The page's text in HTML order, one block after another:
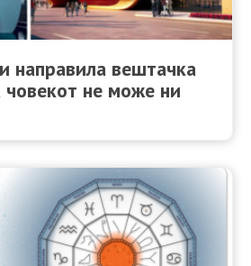
направила вештачка
човекот не може ни